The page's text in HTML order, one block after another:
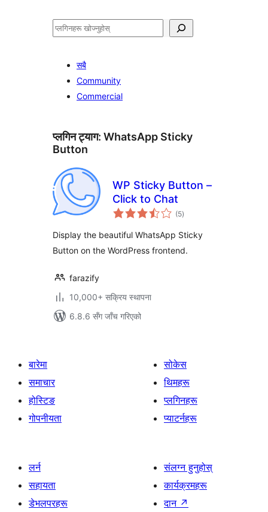
खोज्नुहोस्
सबै
Community
Commercial
प्लगिन ट्याग: WhatsApp Sticky
Button
WP Sticky Button –
Click to Chat
(5कुल
रेटिङ्गहरू
)
Display the beautiful WhatsApp Sticky
Button on the WordPress frontend.
farazify
10,000+ सक्रिय स्थापना
6.8.6 सँग जाँच गरिएको
बारेमा
समाचार
होस्टिङ
गोपनीयता
सोकेस
थिमहरू
प्लगिनहरू
प्याटर्नहरू
लर्न
सहायता
डेभलपरहरू
संलग्न हुनुहोस्
कार्यक्रमहरू
दान ↗